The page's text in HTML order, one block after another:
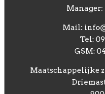
Mail:
Tel:
GSM:
Maatschappelijke